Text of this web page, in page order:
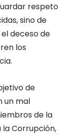
respeto
sino de
deceso de
los
de
un mal
de la
Corrupción,